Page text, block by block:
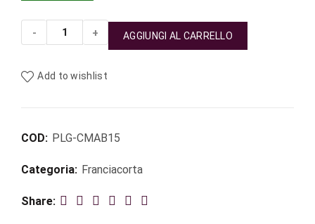
Camillucci Anthologie Blanc Franciacorta quantità
AGGIUNGI AL CARRELLO
Add to wishlist
COD: PLG-CMAB15
Categoria: Franciacorta
Share